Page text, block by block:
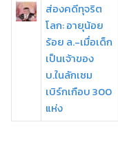
ส่องคดีทุจริต
โลก: อายุน้อย
ร้อย ล.-เมื่อเด็ก
เป็นเจ้าของ
บ.ในลักเซม
เบิร์กเกือบ 300
แห่ง